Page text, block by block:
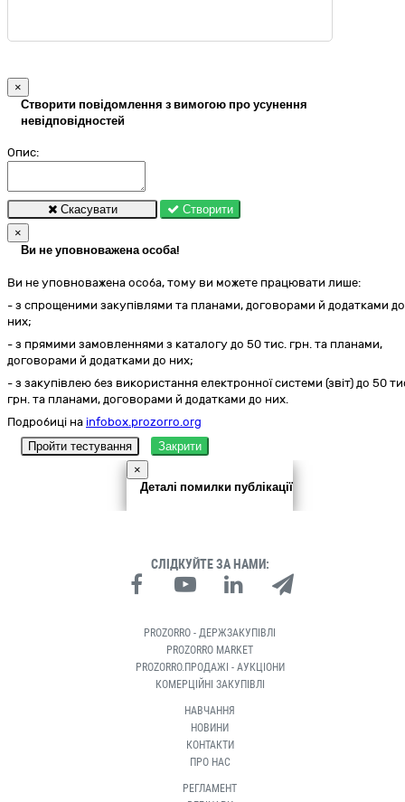
×
Створити повідомлення з вимогою про усунення
невідповідностей
Опис:
Скасувати
Створити
×
Ви не уповноважена особа!
Ви не уповноважена особа, тому ви можете працювати лише:
- з спрощеними закупівлями та планами, договорами й додатками до
них;
- з прямими замовленнями з каталогу до 50 тис. грн. та планами,
договорами й додатками до них;
- з закупівлею без використання електронної системи (звіт) до 50
грн. та планами, договорами й додатками до них.
Подробиці на infobox.prozorro.org
Пройти тестування
Закрити
×
Деталі помилки публікації
СЛІДКУЙТЕ ЗА НАМИ:
PROZORRO - ДЕРЖЗАКУПІВЛІ
PROZORRO MARKET
PROZORRO.ПРОДАЖІ - АУКЦІОНИ
КОМЕРЦІЙНІ ЗАКУПІВЛІ
НАВЧАННЯ
НОВИНИ
КОНТАКТИ
ПРО НАС
РЕГЛАМЕНТ